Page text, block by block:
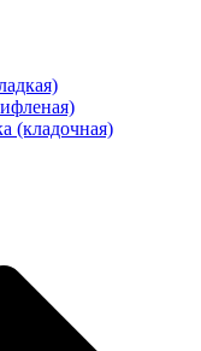
(кладочная)